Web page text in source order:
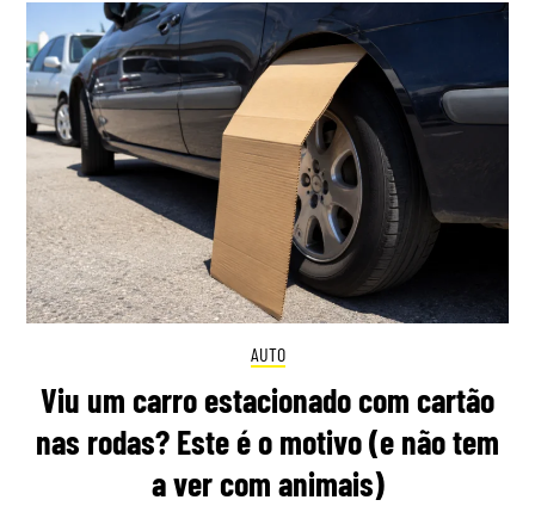
AUTO
Viu um carro estacionado com cartão
nas rodas? Este é o motivo (e não tem
a ver com animais)